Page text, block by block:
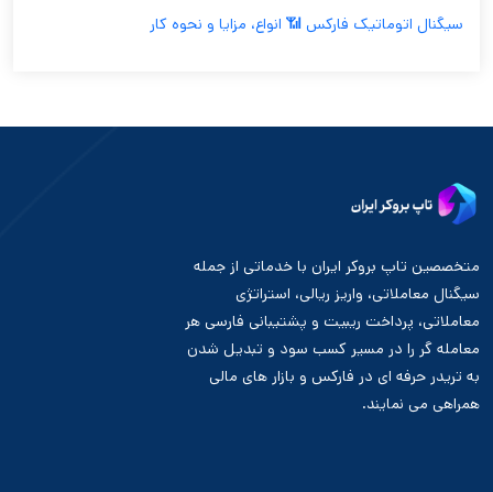
سیگنال اتوماتیک فارکس 📶 انواع، مزایا و نحوه کار
متخصصین تاپ بروکر ایران با خدماتی از جمله
سیگنال معاملاتی، واریز ریالی، استراتژی
معاملاتی، پرداخت ریبیت و پشتیبانی فارسی هر
معامله گر را در مسیر کسب سود و تبدیل شدن
به تریدر حرفه ای در فارکس و بازار های مالی
همراهی می نمایند.